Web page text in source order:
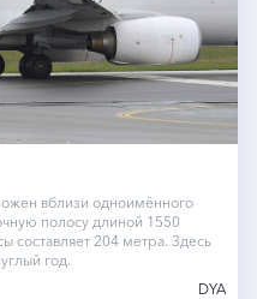
вблизи одноимённого
полосу длиной 1550
составляет 204 метра. Здесь
год.
DYA